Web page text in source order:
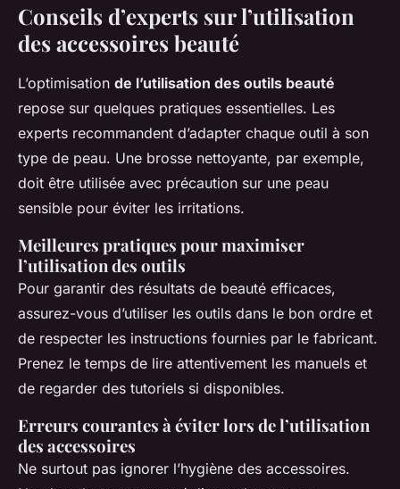
Conseils d’experts sur l’utilisation
des accessoires beauté
L’optimisation de l’utilisation des outils beauté
repose sur quelques pratiques essentielles. Les
experts recommandent d’adapter chaque outil à son
type de peau. Une brosse nettoyante, par exemple,
doit être utilisée avec précaution sur une peau
sensible pour éviter les irritations.
Meilleures pratiques pour maximiser
l’utilisation des outils
Pour garantir des résultats de beauté efficaces,
assurez-vous d’utiliser les outils dans le bon ordre et
de respecter les instructions fournies par le fabricant.
Prenez le temps de lire attentivement les manuels et
de regarder des tutoriels si disponibles.
Erreurs courantes à éviter lors de l’utilisation
des accessoires
Ne surtout pas ignorer l’hygiène des accessoires.